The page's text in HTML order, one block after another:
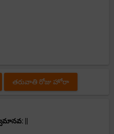
తరువాతి రోజు హోరా
||